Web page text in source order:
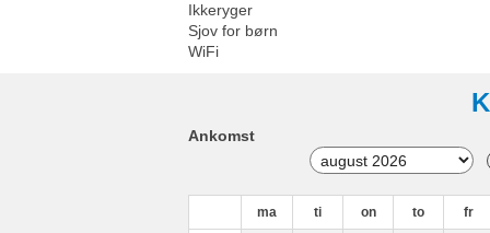
Ikkeryger
Sjov for børn
WiFi
Ankomst
ma ti on to fr